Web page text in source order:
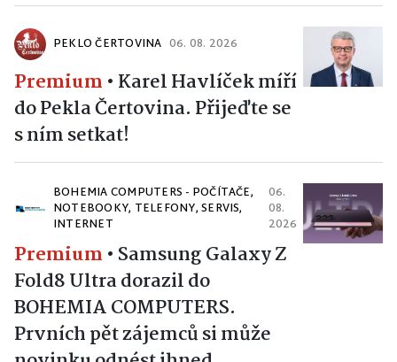
PEKLO ČERTOVINA 06. 08. 2026
Premium • Karel Havlíček míří
do Pekla Čertovina. Přijeďte se
s ním setkat!
BOHEMIA COMPUTERS - POČÍTAČE,
NOTEBOOKY, TELEFONY, SERVIS,
INTERNET
06.
08.
2026
Premium • Samsung Galaxy Z
Fold8 Ultra dorazil do
BOHEMIA COMPUTERS.
Prvních pět zájemců si může